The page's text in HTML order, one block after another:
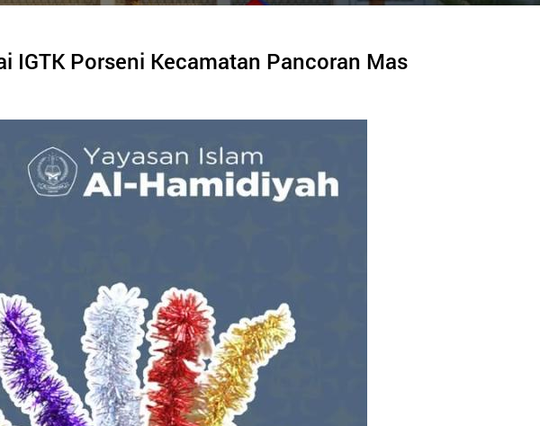
IGTK Porseni Kecamatan Pancoran Mas